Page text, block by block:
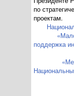
по
проектам.
поддержка